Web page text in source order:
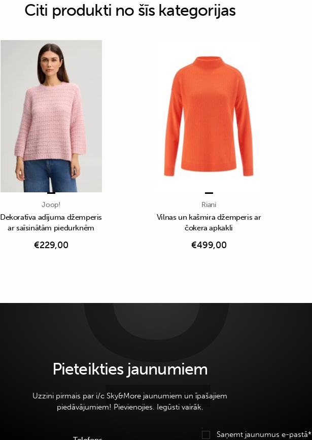
Citi produkti no šīs kategorijas
Joop!
Dekoratīva adījuma džemperis
ar saīsinātām piedurknēm
€229,00
Riani
Vilnas un kašmira džemperis ar
čokera apkakli
€499,00
Pieteikties jaunumiem
Uzzini pirmais par i/c Sky&More jaunumiem un īpašajiem
piedāvājumiem! Pievienojies. Iegūsti vairāk.
Saņemt jaunumus e-pastā*